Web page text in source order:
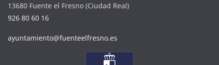
13680 Fuente el Fresno (Ciudad Real)
926 80 60 16
ayuntamiento@fuenteelfresno.es